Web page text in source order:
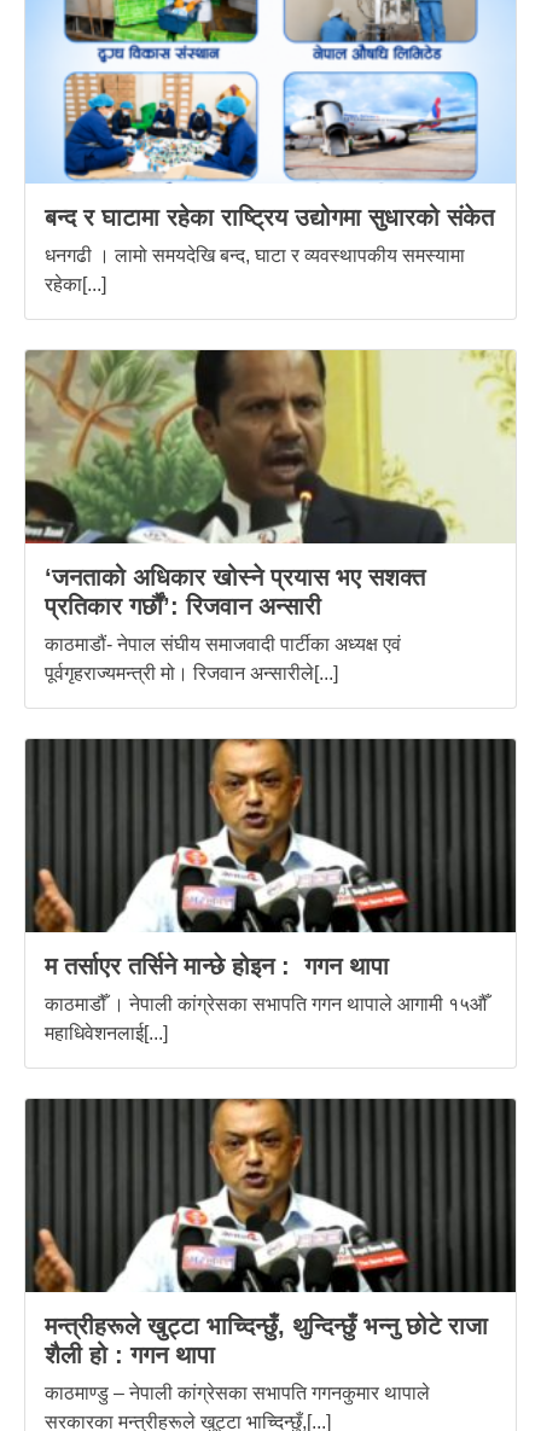
बन्द र घाटामा रहेका राष्ट्रिय उद्योगमा सुधारको संकेत
धनगढी । लामो समयदेखि बन्द, घाटा र व्यवस्थापकीय समस्यामा
रहेका[...]
‘जनताको अधिकार खोस्ने प्रयास भए सशक्त
प्रतिकार गर्छौं’: रिजवान अन्सारी
काठमाडौं- नेपाल संघीय समाजवादी पार्टीका अध्यक्ष एवं
पूर्वगृहराज्यमन्त्री मो। रिजवान अन्सारीले[...]
म तर्साएर तर्सिने मान्छे होइन : गगन थापा
काठमाडौँ । नेपाली कांग्रेसका सभापति गगन थापाले आगामी १५औँ
महाधिवेशनलाई[...]
मन्त्रीहरूले खुट्टा भाच्दिन्छुँ, थुन्दिन्छुँ भन्नु छोटे राजा
शैली हो : गगन थापा
काठमाण्डु – नेपाली कांग्रेसका सभापति गगनकुमार थापाले
सरकारका मन्त्रीहरूले खुट्टा भाच्दिन्छुँ,[...]